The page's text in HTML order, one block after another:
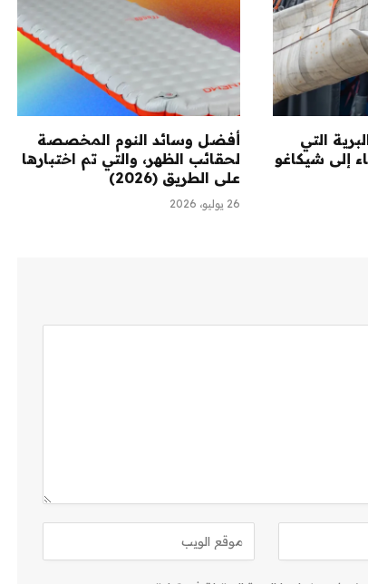
التي
أفضل وسائد النوم المخصصة
لحقائب الظهر، والتي تم اختبارها
على الطريق (2026)
26 يوليو، 2026